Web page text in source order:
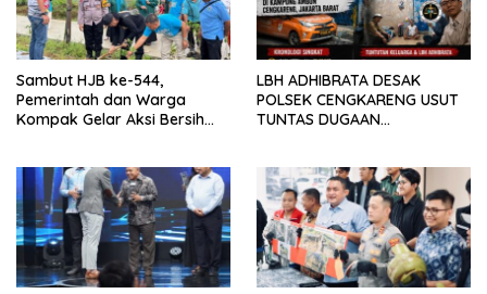
Sambut HJB ke-544,
Pemerintah dan Warga
Kompak Gelar Aksi Bersih
LBH ADHIBRATA DESAK
POLSEK CENGKARENG USUT
TUNTAS DUGAAN